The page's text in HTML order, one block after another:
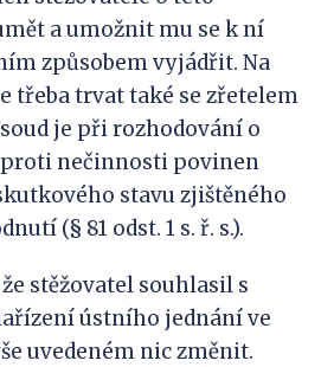
a umožnit mu se k ní
způsobem vyjádřit. Na
třeba trvat také se zřetelem
je při rozhodování o
proti nečinnosti povinen
stavu zjištěného
(§ 81 odst. 1 s. ř. s.).
stěžovatel souhlasil s
ústního jednání ve
uvedeném nic změnit.